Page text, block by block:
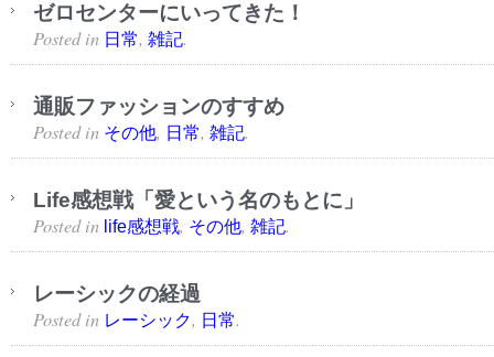
ゼロセンターにいってきた！
Posted in 日常, 雑記.
通販ファッションのすすめ
Posted in その他, 日常, 雑記.
Life感想戦「愛という名のもとに」
Posted in life感想戦, その他, 雑記.
レーシックの経過
Posted in レーシック, 日常.